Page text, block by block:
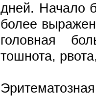
дней. Начало
более
головная
тошнота,